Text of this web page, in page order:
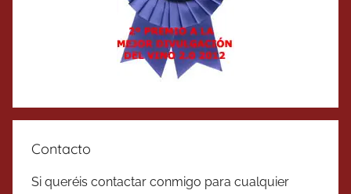
Contacto
Si queréis contactar conmigo para cualquier